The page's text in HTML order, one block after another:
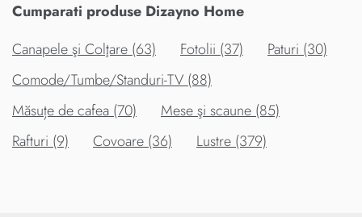
Cumparati produse Dizayno Home
Canapele şi Colţare (63)
Fotolii (37)
Paturi (30)
Comode/Tumbe/Standuri-TV (88)
Măsuțe de cafea (70)
Mese şi scaune (85)
Rafturi (9)
Covoare (36) Lustre (379)